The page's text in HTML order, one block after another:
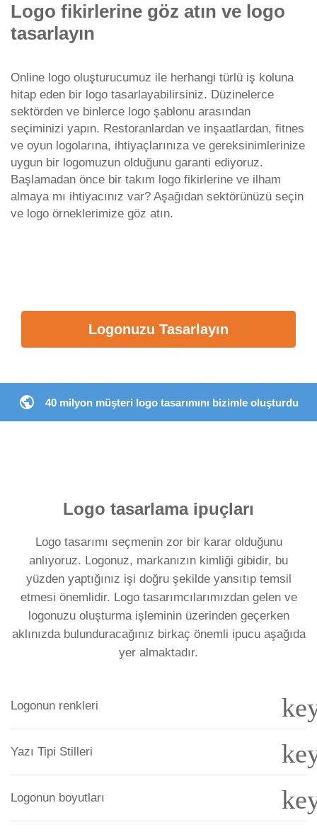
Logo fikirlerine göz atın ve logo
tasarlayın
Online logo oluşturucumuz ile herhangi türlü iş koluna
hitap eden bir logo tasarlayabilirsiniz. Düzinelerce
sektörden ve binlerce logo şablonu arasından
seçiminizi yapın. Restoranlardan ve inşaatlardan, fitnes
ve oyun logolarına, ihtiyaçlarınıza ve gereksinimlerinize
uygun bir logomuzun olduğunu garanti ediyoruz.
Başlamadan önce bir takım logo fikirlerine ve ilham
almaya mı ihtiyacınız var? Aşağıdan sektörünüzü seçin
ve logo örneklerimize göz atın.
Logonuzu Tasarlayın
40 milyon müşteri logo tasarımını bizimle oluşturdu
Logo tasarlama ipuçları
Logo tasarımı seçmenin zor bir karar olduğunu
anlıyoruz. Logonuz, markanızın kimliği gibidir, bu
yüzden yaptığınız işi doğru şekilde yansıtıp temsil
etmesi önemlidir. Logo tasarımcılarımızdan gelen ve
logonuzu oluşturma işleminin üzerinden geçerken
aklınızda bulunduracağınız birkaç önemli ipucu aşağıda
yer almaktadır.
Logonun renkleri
Yazı Tipi Stilleri
Logonun boyutları